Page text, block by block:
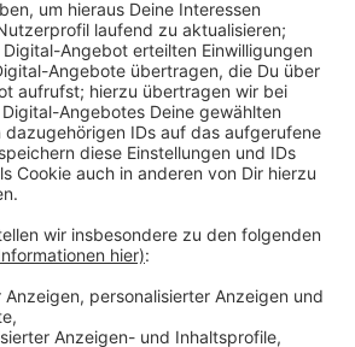
auf dem Laufenden
bleiben!
mehr - mit unserem kostenlosen
Newsletter. Ob Nachrichten,
unsere neuesten Aktionen - wir
informieren dich.
Newsletter anmelden